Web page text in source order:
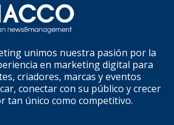
unimos nuestra pasión por la
en marketing digital para
criadores, marcas y eventos
conectar con su público y crecer
tan único como competitivo.